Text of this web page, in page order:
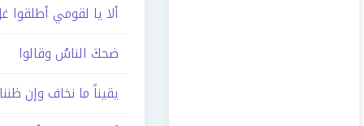
ألا يا لقومي أطلقوا
ضحكَ الناسُ وقالوا
يقيناً ما نخاف وإن ظننا